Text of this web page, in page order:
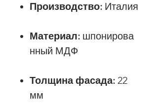
Производство: Италия
Материал: шпонирова
нный МДФ
Толщина фасада: 22
мм